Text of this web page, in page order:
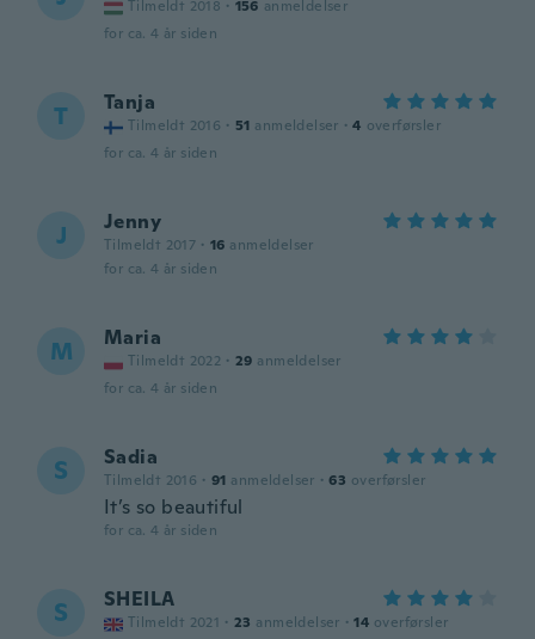
Tilmeldt 2018 · 156 anmeldelser
for ca. 4 år siden
T Tanja
Tilmeldt 2016 · 51 anmeldelser · 4 overførsler
for ca. 4 år siden
J Jenny
Tilmeldt 2017 · 16 anmeldelser
for ca. 4 år siden
M Maria
Tilmeldt 2022 · 29 anmeldelser
for ca. 4 år siden
S Sadia
Tilmeldt 2016 · 91 anmeldelser · 63 overførsler
It’s so beautiful
for ca. 4 år siden
S SHEILA
Tilmeldt 2021 · 23 anmeldelser · 14 overførsler